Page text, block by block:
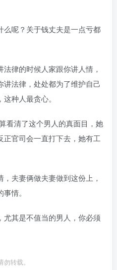
呢？关于钱丈夫是一点亏都
律的时候人家跟你讲人情，
法律，处处都为了维护自己
种人最贪心。
清了这个男人的真面目，她
官司会一直打下去，她有工
夫妻俩做夫妻做到这份上，
情。
其是不值当的男人，你必须
转载。